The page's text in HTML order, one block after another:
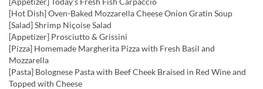
[Hot Dish] Oven-Baked Mozzarella Cheese Onion Gratin Soup
[Salad] Shrimp Niçoise Salad
[Appetizer] Prosciutto & Grissini
[Pizza] Homemade Margherita Pizza with Fresh Basil and
Mozzarella
[Pasta] Bolognese Pasta with Beef Cheek Braised in Red Wine and
Topped with Cheese